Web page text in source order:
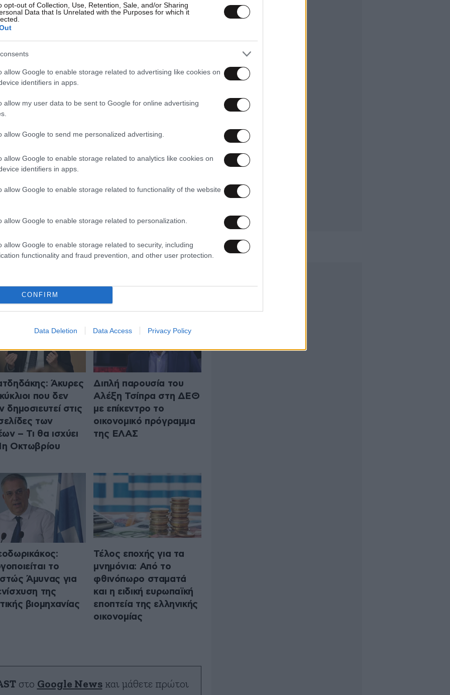
opt-out of Collection, Use, Retention, Sale, and/or Sharing
Data that Is Unrelated with the Purposes for which it
allow Google to enable storage related to advertising like cookies on
identifiers in apps.
allow my user data to be sent to Google for online advertising
allow Google to send me personalized advertising.
allow Google to enable storage related to analytics like cookies on
identifiers in apps.
allow Google to enable storage related to functionality of the website
allow Google to enable storage related to personalization.
allow Google to enable storage related to security, including
functionality and fraud prevention, and other user protection.
CONFIRM
Data Deletion Data Access Privacy Policy
ΠΟΛΙΤΙΚΗ
Άκυρες
που δεν
δημοσιευτεί στις
των
– Τι θα ισχύει
Οκτωβρίου
Διπλή παρουσία του
Αλέξη Τσίπρα στη ΔΕΘ
με επίκεντρο το
οικονομικό πρόγραμμα
της ΕΛΑΣ
το
Άμυνας για
της
βιομηχανίας
Τέλος εποχής για τα
μνημόνια: Από το
φθινόπωρο σταματά
και η ειδική ευρωπαϊκή
εποπτεία της ελληνικής
οικονομίας
στο Google Newsκαι μάθετε πρώτοι